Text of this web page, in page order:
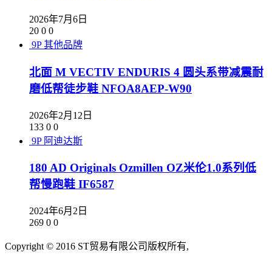
2026年7月6日
20 0 0
9P 其他品牌
北面 M VECTIV ENDURIS 4 圆头系带减震耐
磨低帮徒步鞋 NFOA8AEP-W90
2026年2月12日
133 0 0
9P 阿迪达斯
180 AD Originals Ozmillen OZ米伦1.0系列低
帮慢跑鞋 IF6587
2024年6月2日
269 0 0
Copyright © 2016 ST贸易有限公司版权所有,